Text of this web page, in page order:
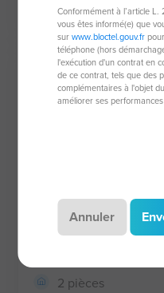
215 000 €
Nouveauté
Appartement
2 pièces
Conformément à l’article L.
vous êtes informé(e) que
surwww.bloctel.gouv.fr
téléphone (hors
l'exécution d'un contrat en
de ce contrat, tels que des
complémentaires à l'objet
améliorer ses
Annuler